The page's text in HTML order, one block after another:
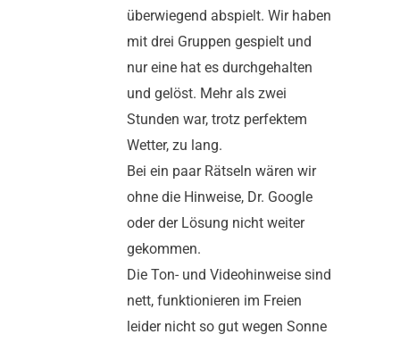
überwiegend abspielt. Wir haben
mit drei Gruppen gespielt und
nur eine hat es durchgehalten
und gelöst. Mehr als zwei
Stunden war, trotz perfektem
Wetter, zu lang.
Bei ein paar Rätseln wären wir
ohne die Hinweise, Dr. Google
oder der Lösung nicht weiter
gekommen.
Die Ton- und Videohinweise sind
nett, funktionieren im Freien
leider nicht so gut wegen Sonne